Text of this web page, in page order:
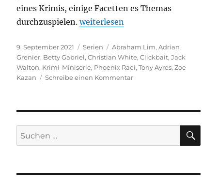
eines Krimis, einige Facetten es Themas
durchzuspielen.„Clickbait“
weiterlesen
Veröffentlicht
am
9. September 2021 Kategorien
Serien Schlagwörter
Abraham Lim,Adrian
Grenier, Betty Gabriel,Christian White,Clickbait,Jack
Walton, Krimi-Miniserie, Phoenix Raei,Tony Ayres,Zoe
Kazan
Schreibe einen Kommentarzu
Suchen
nach: